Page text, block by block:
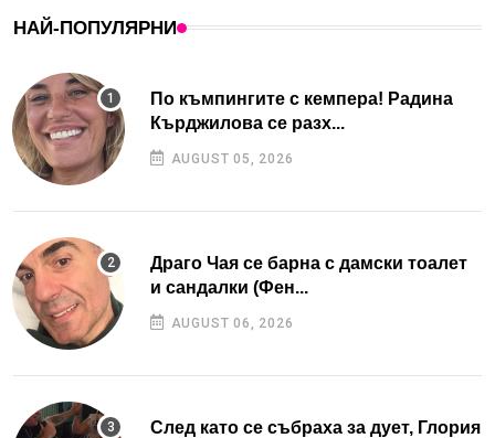
НАЙ-ПОПУЛЯРНИ
По къмпингите с кемпера! Радина
Кърджилова се разх...
AUGUST 05, 2026
Драго Чая се барна с дамски тоалет
и сандалки (Фен...
AUGUST 06, 2026
След като се събраха за дует, Глория